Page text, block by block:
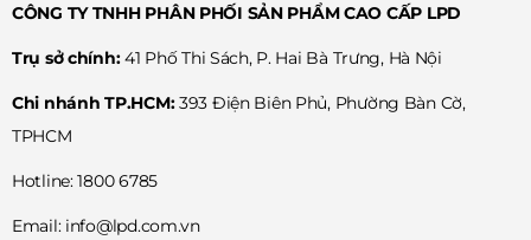
CÔNG TY TNHH PHÂN PHỐI SẢN PHẨM CAO CẤP LPD
Trụ sở chính:41 Phố Thi Sách, P. Hai Bà Trưng, Hà Nội
Chi nhánh TP.HCM:393 Điện Biên Phủ, Phường Bàn Cờ,
TPHCM
Hotline: 1800 6785
Email: info@lpd.com.vn